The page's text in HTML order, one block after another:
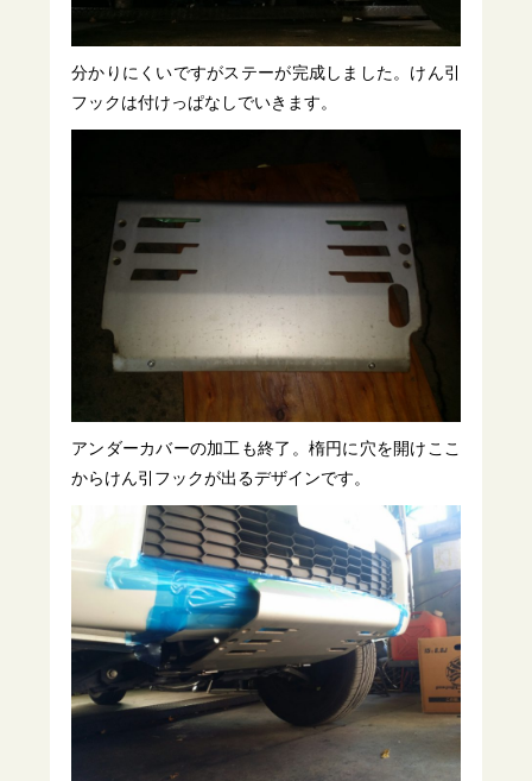
分かりにくいですがステーが完成しました。けん引
フックは付けっぱなしでいきます。
アンダーカバーの加工も終了。楕円に穴を開けここ
からけん引フックが出るデザインです。